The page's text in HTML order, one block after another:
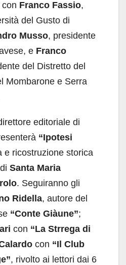
Franco Fassio,
del Gusto di
Musso, presidente
e Franco
del Distretto del
Mombarone e Serra
editoriale di
“Ipotesi
e ricostruzione storica
Santa Maria
. Seguiranno gli
Ridella, autore del
“Conte Giàune”;
con “La Strrega di
con “Il Club
, rivolto ai lettori dai 6